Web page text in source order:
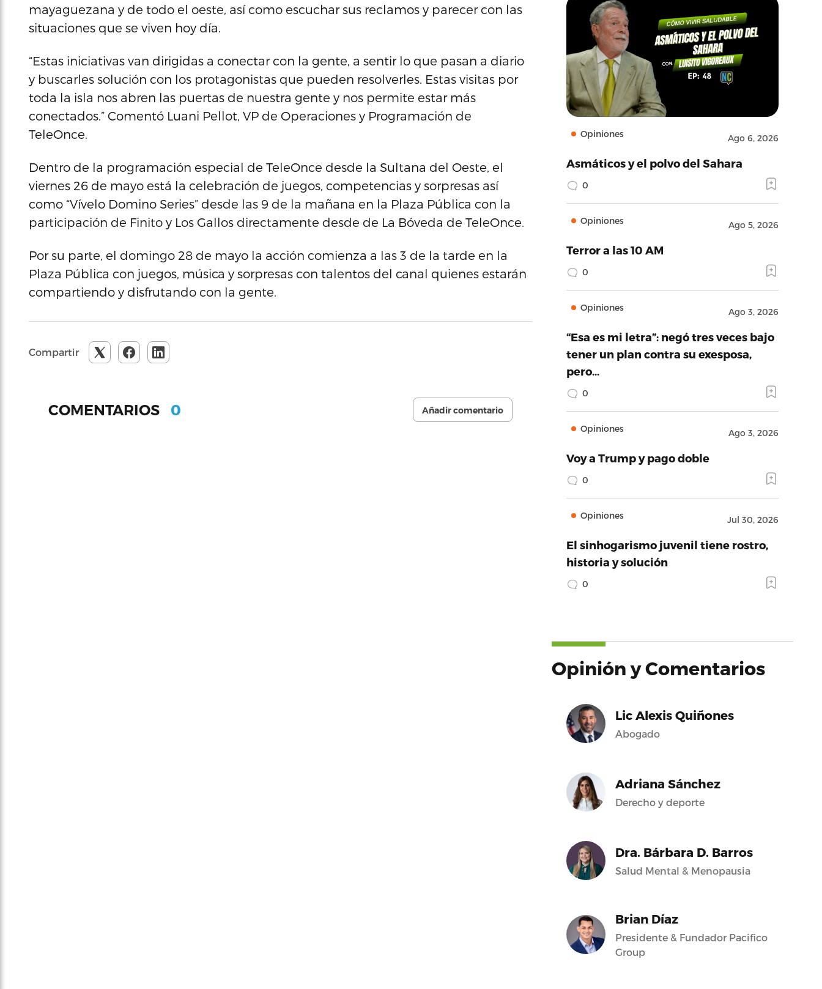
mayaguezana y de todo el oeste, así como escuchar sus reclamos y parecer con las
situaciones que se viven hoy día.
“Estas iniciativas van dirigidas a conectar con la gente, a sentir lo que pasan a diario
y buscarles solución con los protagonistas que pueden resolverles. Estas visitas por
toda la isla nos abren las puertas de nuestra gente y nos permite estar más
conectados.” Comentó Luani Pellot, VP de Operaciones y Programación de
TeleOnce.
Dentro de la programación especial de TeleOnce desde la Sultana del Oeste, el
viernes 26 de mayo está la celebración de juegos, competencias y sorpresas así
como “Vívelo Domino Series” desde las 9 de la mañana en la Plaza Pública con la
participación de Finito y Los Gallos directamente desde de La Bóveda de TeleOnce.
Por su parte, el domingo 28 de mayo la acción comienza a las 3 de la tarde en la
Plaza Pública con juegos, música y sorpresas con talentos del canal quienes estarán
compartiendo y disfrutando con la gente.
Compartir
COMENTARIOS 0 Añadir comentario
Opiniones Ago 6, 2026
Asmáticos y el polvo del Sahara
0
Opiniones Ago 5, 2026
Terror a las 10 AM
0
Opiniones Ago 3, 2026
“Esa es mi letra”: negó tres veces bajo
tener un plan contra su exesposa,
pero…
0
Opiniones Ago 3, 2026
Voy a Trump y pago doble
0
Opiniones Jul 30, 2026
El sinhogarismo juvenil tiene rostro,
historia y solución
0
Opinión y Comentarios
Lic Alexis Quiñones
Abogado
Adriana Sánchez
Derecho y deporte
Dra. Bárbara D. Barros
Salud Mental & Menopausia
Brian Díaz
Presidente & Fundador Pacifico
Group